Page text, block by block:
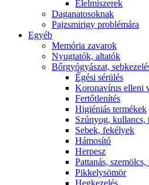
É́lelmiszerek
Daganatosoknak
Pajzsmirigy problémára
Egyéb
Memória zavarok
Nyugtatók, altatók
Bőrgyógyászat,
É́gési sérülés
Koronavírus elleni
Fertőtlenítés
Higiéniás termékek
Szúnyog, kullancs,
Sebek, fekélyek
Hámosító
Herpesz
Pattanás,
Pikkelysömör
Hegkezelés